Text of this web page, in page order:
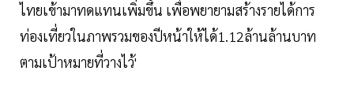
ไทยเข้ามาทดแทนเพิ่มขึ้น เพื่อพยายามสร้างรายได้การ
ท่องเที่ยวในภาพรวมของปีหน้าให้ได้1.12ล้านล้านบาท
ตามเป้าหมายที่วางไว้'